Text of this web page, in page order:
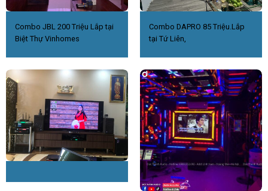
Combo JBL 200 Triệu Lắp tại
Biệt Thự Vinhomes
Combo DAPRO 85 Triệu.Lắp
tại Tứ Liên,